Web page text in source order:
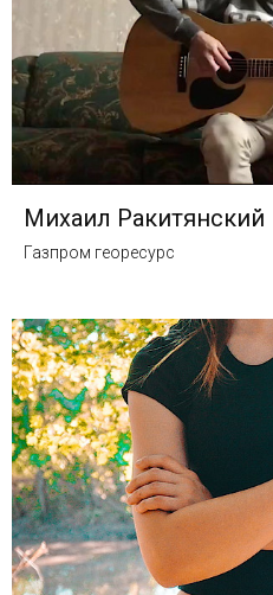
Михаил Ракитянский
Газпром георесурс